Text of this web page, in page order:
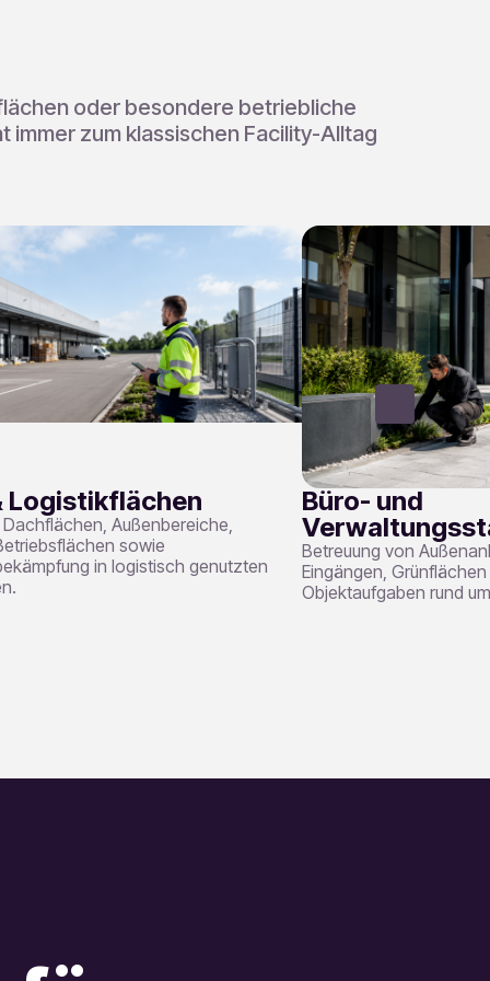
oder besondere betriebliche
zum klassischen Facility-Alltag
Logistikflächen
Außenbereiche,
sowie
in logistisch genutzten
Büro- und
Betreuung von
Eingängen,
Objektaufgaben rund